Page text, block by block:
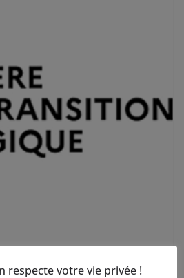
2023
respecte votre vie privée !